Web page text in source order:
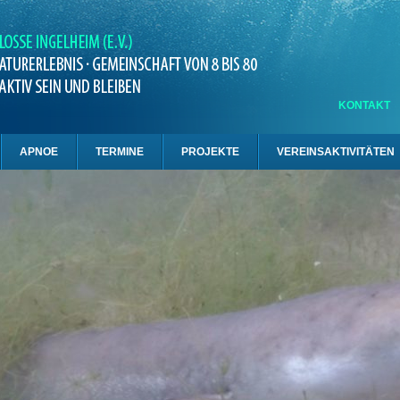
KONTAKT
APNOE TERMINE PROJEKTE VEREINSAKTIVITÄTEN